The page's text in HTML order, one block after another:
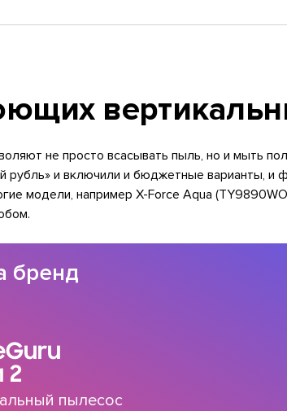
не просто всасывать пыль, но и мыть
и включили и бюджетные варианты, и
модели, например X-Force Aqua
бренд
2
пылесос